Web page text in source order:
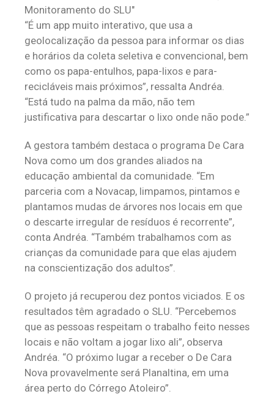
Monitoramento do SLU
“É um app muito interativo, que usa a
geolocalização da pessoa para informar os dias
e horários da coleta seletiva e convencional, bem
como os papa-entulhos, papa-lixos e para-
recicláveis mais próximos”, ressalta Andréa.
“Está tudo na palma da mão, não tem
justificativa para descartar o lixo onde não pode.”
A gestora também destaca o programa De Cara
Nova como um dos grandes aliados na
educação ambiental da comunidade. “Em
parceria com a Novacap, limpamos, pintamos e
plantamos mudas de árvores nos locais em que
o descarte irregular de resíduos é recorrente”,
conta Andréa. “Também trabalhamos com as
crianças da comunidade para que elas ajudem
na conscientização dos adultos”.
‌O projeto já recuperou dez pontos viciados. E os
resultados têm agradado o SLU. “Percebemos
que as pessoas respeitam o trabalho feito nesses
locais e não voltam a jogar lixo ali”, observa
Andréa. “O próximo lugar a receber o De Cara
Nova provavelmente será Planaltina, em uma
área perto do Córrego Atoleiro”.